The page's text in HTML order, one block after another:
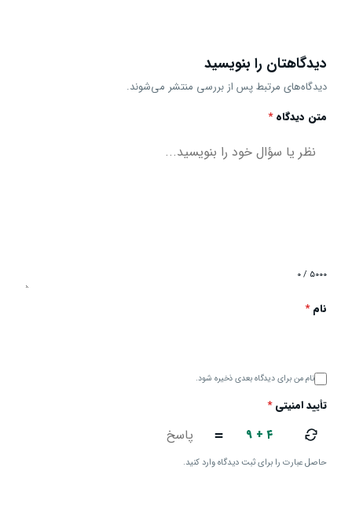
دیدگاهتان را بنویسید
دیدگاه‌های مرتبط پس از بررسی منتشر می‌شوند.
متن دیدگاه*
۰ / ۵۰۰۰
نام*
نام من برای دیدگاه بعدی ذخیره شود.
تأیید امنیتی*
۹ + ۴ =
حاصل عبارت را برای ثبت دیدگاه وارد کنید.